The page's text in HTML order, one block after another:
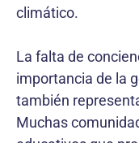
climático.
La falta de
importancia de la
también
Muchas